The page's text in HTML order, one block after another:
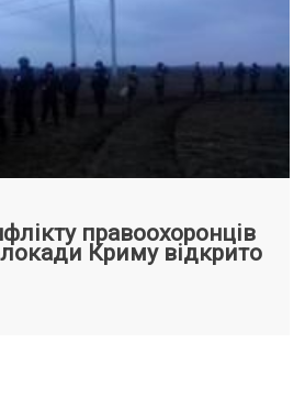
правоохоронців
Криму відкрито